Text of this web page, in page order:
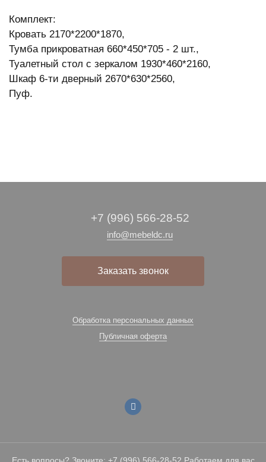
Комплект:
Кровать 2170*2200*1870,
Тумба прикроватная 660*450*705 - 2 шт.,
Туалетный стол с зеркалом 1930*460*2160,
Шкаф 6-ти дверный 2670*630*2560,
Пуф.
+7 (996) 566-28-52
info@mebeldc.ru
Заказать звонок
Обработка персональных данных
Публичная оферта